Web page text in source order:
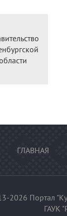
Правительство
Оренбургской
области
ГЛАВНАЯ
2026 Портал
ГАУК